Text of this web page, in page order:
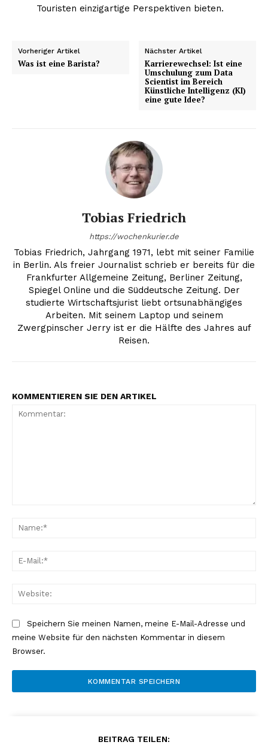
Touristen einzigartige Perspektiven bieten.
Vorheriger Artikel
Was ist eine Barista?
Nächster Artikel
Karrierewechsel: Ist eine
Umschulung zum Data
Scientist im Bereich
Künstliche Intelligenz (KI)
eine gute Idee?
Tobias Friedrich
https://wochenkurier.de
Tobias Friedrich, Jahrgang 1971, lebt mit seiner Familie
in Berlin. Als freier Journalist schrieb er bereits für die
Frankfurter Allgemeine Zeitung, Berliner Zeitung,
Spiegel Online und die Süddeutsche Zeitung. Der
studierte Wirtschaftsjurist liebt ortsunabhängiges
Arbeiten. Mit seinem Laptop und seinem
Zwergpinscher Jerry ist er die Hälfte des Jahres auf
Reisen.
KOMMENTIEREN SIE DEN ARTIKEL
Speichern Sie meinen Namen, meine E-Mail-Adresse und
meine Website für den nächsten Kommentar in diesem
Browser.
BEITRAG TEILEN: